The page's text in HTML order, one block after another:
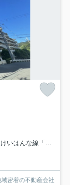
んな線「新石切」駅 徒歩26分
密着の不動産会社